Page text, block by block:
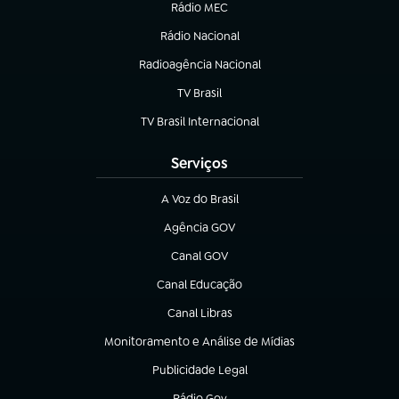
Rádio MEC
Rádio Nacional
(abre em nova aba)
Radioagência Nacional
(abre em nova aba)
TV Brasil
(abre em nova aba)
TV Brasil Internacional
(abre em nova aba)
Serviços
A Voz do Brasil
(abre em nova aba)
Agência GOV
(abre em nova aba)
Canal GOV
(abre em nova aba)
Canal Educação
(abre em nova aba)
Canal Libras
(abre em nova aba)
Monitoramento e Análise de Mídias
(abre em nova aba)
Publicidade Legal
(abre em nova aba)